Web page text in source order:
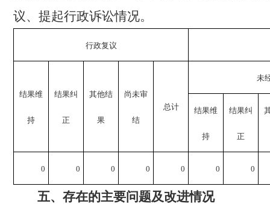
议、提起行政诉讼情况。
行政复议
结果维
持
结果纠
正
其他结
果
尚未审
结
总计
未
结果维
持
结果纠
正
0 0 0 0 0 0 0
五、存在的主要问题及改进情况